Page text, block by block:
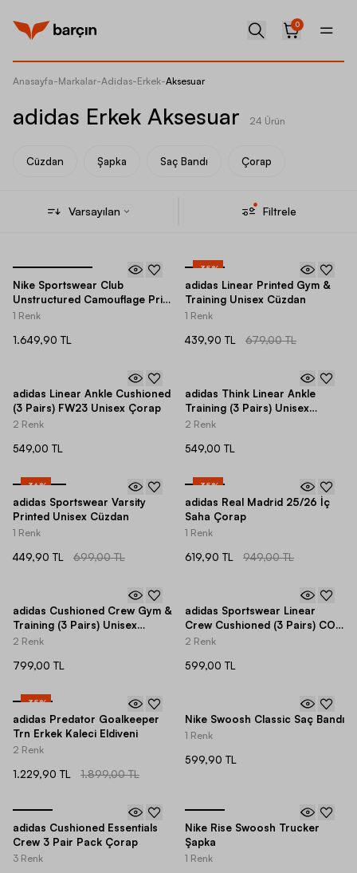
0
Anasayfa-Markalar-Adidas-Erkek-Aksesuar
adidas Erkek Aksesuar 24 Ürün
Cüzdan Şapka Saç Bandı Çorap
Varsayılan Filtrele
Nike Sportswear Club
Unstructured Camouflage Print
Adjustable Şapka
1 Renk
1.649,90 TL
-35%
adidas Linear Printed Gym &
Training Unisex Cüzdan
1 Renk
439,90 TL 679,00 TL
adidas Linear Ankle Cushioned
(3 Pairs) FW23 Unisex Çorap
2 Renk
549,00 TL
adidas Think Linear Ankle
Training (3 Pairs) Unisex
Çorap
2 Renk
549,00 TL
-36%
adidas Sportswear Varsity
Printed Unisex Cüzdan
1 Renk
449,90 TL 699,00 TL
-35%
adidas Real Madrid 25/26 İç
Saha Çorap
1 Renk
619,90 TL 949,00 TL
adidas Cushioned Crew Gym &
Training (3 Pairs) Unisex
Çorap
2 Renk
799,00 TL
adidas Sportswear Linear
Crew Cushioned (3 Pairs) CO
Unisex Çorap
2 Renk
599,00 TL
-35%
adidas Predator Goalkeeper
Trn Erkek Kaleci Eldiveni
2 Renk
1.229,90 TL 1.899,00 TL
Nike Swoosh Classic Saç Bandı
1 Renk
599,90 TL
adidas Cushioned Essentials
Crew 3 Pair Pack Çorap
3 Renk
Nike Rise Swoosh Trucker
Şapka
1 Renk